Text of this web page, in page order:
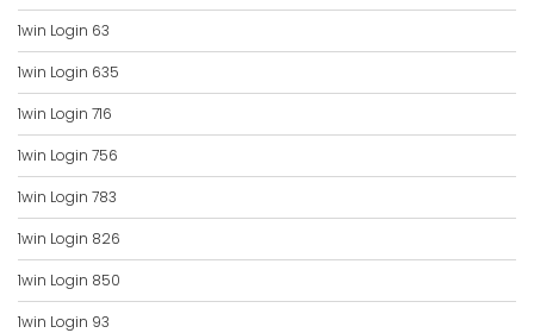
1win Login 63
1win Login 635
1win Login 716
1win Login 756
1win Login 783
1win Login 826
1win Login 850
1win Login 93